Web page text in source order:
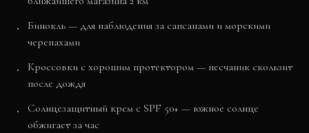
Бинокль — для наблюдения за сапсанами и морскими
черепахами
Кроссовки с хорошим протектором — песчаник скользит
после дождя
Солнцезащитный крем с SPF 50+ — южное солнце
обжигает за час